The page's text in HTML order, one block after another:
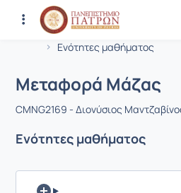
Αρχική Σελίδα
Ενότητες μαθήματος
Μάθημα : Μεταφορά
Κωδικός : CMNG2169
Μεταφορά Μάζας
CMNG2169 - Διονύσιος
Ενότητες μαθήματος